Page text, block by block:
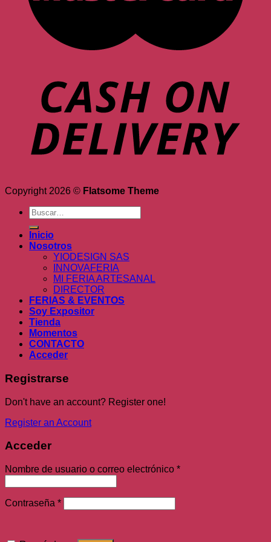
Copyright 2026 © Flatsome Theme
Buscar
por:
Inicio
Nosotros
YIODESIGN SAS
INNOVAFERIA
MI FERIA ARTESANAL
DIRECTOR
FERIAS & EVENTOS
Soy Expositor
Tienda
Momentos
CONTACTO
Acceder
Registrarse
Don't have an account? Register one!
Register an Account
Acceder
Nombre de usuario o correo electrónico *
Contraseña *